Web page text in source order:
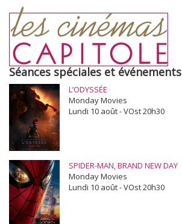
Séances spéciales et événements
L’ODYSSÉE
Monday Movies
Lundi 10 août - VOst 20h30
SPIDER-MAN, BRAND NEW DAY
Monday Movies
Lundi 10 août - VOst 20h30